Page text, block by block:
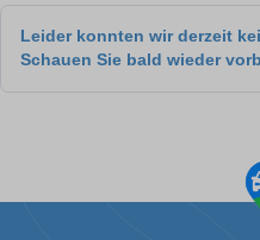
Leider konnten wir derzeit
Schauen Sie bald wieder